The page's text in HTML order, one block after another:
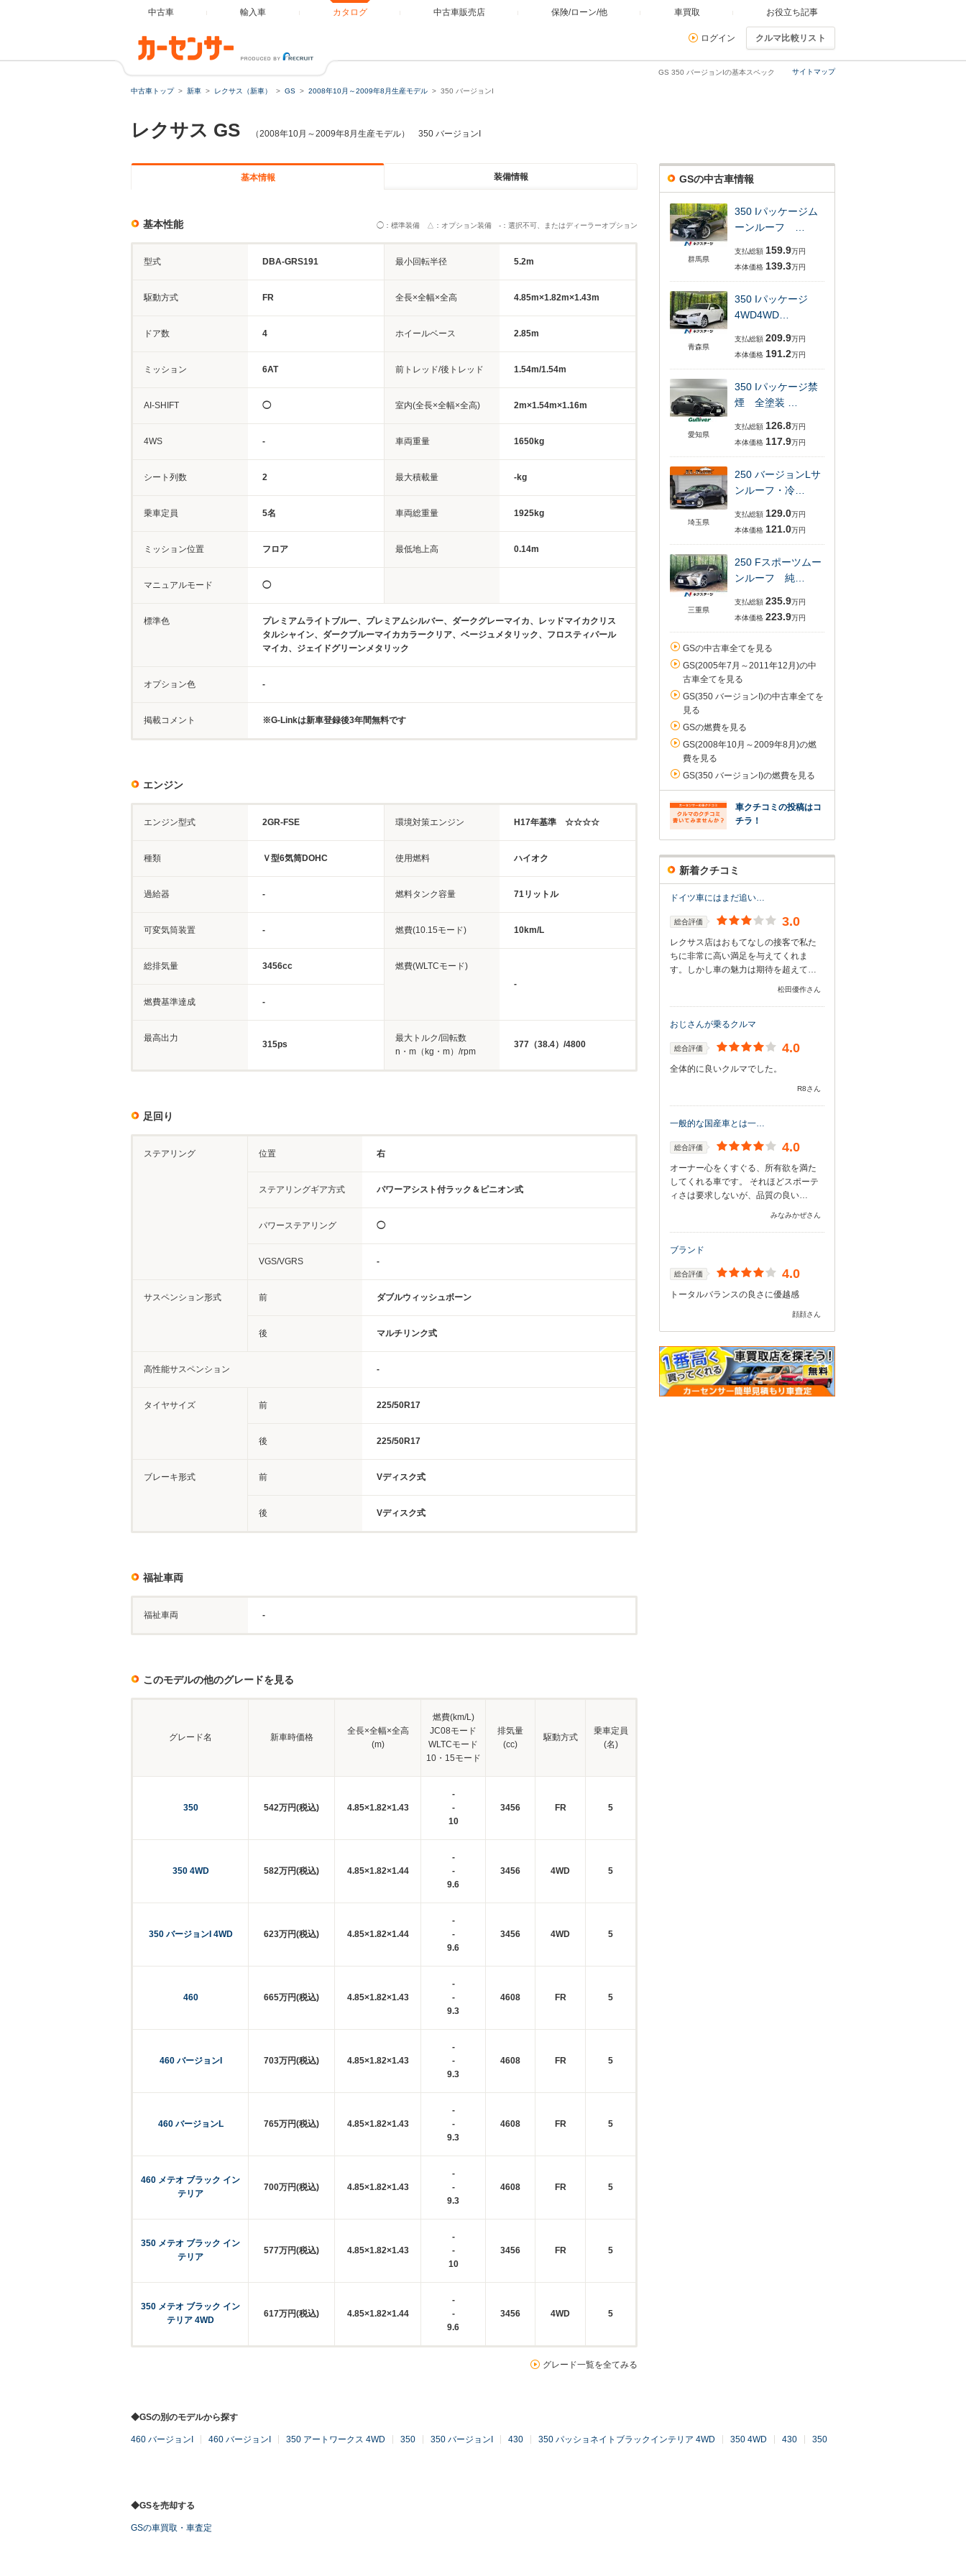
中古車 輸入車 カタログ 中古車販売店 保険/ローン/他 車買取 お役立ち記事
ログイン クルマ比較リスト
サイトマップ
GS 350 バージョンIの基本スペック
中古車トップ 新車 レクサス（新車） GS 2008年10月～2009年8月生産モデル 350 バージョンI
レクサス GS （2008年10月～2009年8月生産モデル） 350 バージョンI
基本情報 装備情報
基本性能 ◯：標準装備 △：オプション装備 -：選択不可、またはディーラーオプション
型式 DBA-GRS191 最小回転半径 5.2m
駆動方式 FR 全長×全幅×全高 4.85m×1.82m×1.43m
ドア数 4 ホイールベース 2.85m
ミッション 6AT 前トレッド/後トレッド 1.54m/1.54m
AI-SHIFT ◯ 室内(全長×全幅×全高) 2m×1.54m×1.16m
4WS - 車両重量 1650kg
シート列数 2 最大積載量 -kg
乗車定員 5名 車両総重量 1925kg
ミッション位置 フロア 最低地上高 0.14m
マニュアルモード ◯
標準色
プレミアムライトブルー、プレミアムシルバー、ダークグレーマイカ、レッドマイカクリス
タルシャイン、ダークブルーマイカカラークリア、ベージュメタリック、フロスティパール
マイカ、ジェイドグリーンメタリック
オプション色 -
掲載コメント ※G-Linkは新車登録後3年間無料です
エンジン
エンジン型式 2GR-FSE 環境対策エンジン H17年基準 ☆☆☆☆
種類 Ｖ型6気筒DOHC 使用燃料 ハイオク
過給器 - 燃料タンク容量 71リットル
可変気筒装置 - 燃費(10.15モード) 10km/L
総排気量 3456cc
燃費(WLTCモード)
-
燃費基準達成
-
最高出力
315ps
最大トルク/回転数
n・m（kg・m）/rpm
377（38.4）/4800
足回り
ステアリング 位置 右
ステアリングギア方式 パワーアシスト付ラック＆ピニオン式
パワーステアリング ◯
VGS/VGRS -
サスペンション形式 前 ダブルウィッシュボーン
後 マルチリンク式
高性能サスペンション -
タイヤサイズ 前 225/50R17
後 225/50R17
ブレーキ形式 前 Vディスク式
後 Vディスク式
福祉車両
福祉車両 -
このモデルの他のグレードを見る
グレード名 新車時価格
全長×全幅×全高
(m)
燃費(km/L)
JC08モード
WLTCモード
10・15モード
排気量
(cc)
駆動方式
乗車定員
(名)
350 542万円(税込) 4.85×1.82×1.43
-
-
10
3456 FR 5
350 4WD 582万円(税込) 4.85×1.82×1.44
-
-
9.6
3456 4WD 5
350 バージョンI 4WD 623万円(税込) 4.85×1.82×1.44
-
-
9.6
3456 4WD 5
460 665万円(税込) 4.85×1.82×1.43
-
-
9.3
4608 FR 5
460 バージョンI 703万円(税込) 4.85×1.82×1.43
-
-
9.3
4608 FR 5
460 バージョンL 765万円(税込) 4.85×1.82×1.43
-
-
9.3
4608 FR 5
460 メテオ ブラック イン
テリア
700万円(税込) 4.85×1.82×1.43
-
-
9.3
4608 FR 5
350 メテオ ブラック イン
テリア
577万円(税込) 4.85×1.82×1.43
-
-
10
3456 FR 5
350 メテオ ブラック イン
テリア 4WD
617万円(税込) 4.85×1.82×1.44
-
-
9.6
3456 4WD 5
グレード一覧を全てみる
GSの中古車情報
群馬県
350 Iパッケージム
ーンルーフ …
支払総額 159.9万円
本体価格 139.3万円
青森県
350 Iパッケージ
4WD4WD…
支払総額 209.9万円
本体価格 191.2万円
愛知県
350 Iパッケージ禁
煙 全塗装 …
支払総額 126.8万円
本体価格 117.9万円
埼玉県
250 バージョンLサ
ンルーフ・冷…
支払総額 129.0万円
本体価格 121.0万円
三重県
250 Fスポーツムー
ンルーフ 純…
支払総額 235.9万円
本体価格 223.9万円
GSの中古車全てを見る
GS(2005年7月～2011年12月)の中
古車全てを見る
GS(350 バージョンI)の中古車全てを
見る
GSの燃費を見る
GS(2008年10月～2009年8月)の燃
費を見る
GS(350 バージョンI)の燃費を見る
車クチコミの投稿はコ
チラ！
新着クチコミ
ドイツ車にはまだ追い…
総合評価 3.0
レクサス店はおもてなしの接客で私た
ちに非常に高い満足を与えてくれま
す。しかし車の魅力は期待を超えて…
松田優作さん
おじさんが乗るクルマ
総合評価 4.0
全体的に良いクルマでした。
R8さん
一般的な国産車とは一…
総合評価 4.0
オーナー心をくすぐる、所有欲を満た
してくれる車です。 それほどスポーテ
ィさは要求しないが、品質の良い…
みなみかぜさん
ブランド
総合評価 4.0
トータルバランスの良さに優越感
顔顔さん
◆GSの別のモデルから探す
460 バージョンI 460 バージョンI 350 アートワークス 4WD 350 350 バージョンI 430 350 パッショネイトブラックインテリア 4WD 350 4WD 430 350
◆GSを売却する
GSの車買取・車査定